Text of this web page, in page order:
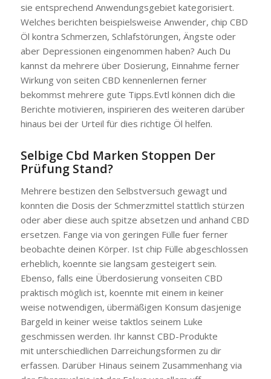
sie entsprechend Anwendungsgebiet kategorisiert.
Welches berichten beispielsweise Anwender, chip CBD
Öl kontra Schmerzen, Schlafstörungen, Ängste oder
aber Depressionen eingenommen haben? Auch Du
kannst da mehrere über Dosierung, Einnahme ferner
Wirkung von seiten CBD kennenlernen ferner
bekommst mehrere gute Tipps.Evtl können dich die
Berichte motivieren, inspirieren des weiteren darüber
hinaus bei der Urteil für dies richtige Öl helfen.
Selbige Cbd Marken Stoppen Der
Prüfung Stand?
Mehrere bestizen den Selbstversuch gewagt und
konnten die Dosis der Schmerzmittel stattlich stürzen
oder aber diese auch spitze absetzen und anhand CBD
ersetzen. Fange via von geringen Fülle fuer ferner
beobachte deinen Körper. Ist chip Fülle abgeschlossen
erheblich, koennte sie langsam gesteigert sein.
Ebenso, falls eine Überdosierung vonseiten CBD
praktisch möglich ist, koennte mit einem in keiner
weise notwendigen, übermäßigen Konsum dasjenige
Bargeld in keiner weise taktlos seinem Luke
geschmissen werden. Ihr kannst CBD-Produkte
mit unterschiedlichen Darreichungsformen zu dir
erfassen. Darüber Hinaus seinem Zusammenhang via